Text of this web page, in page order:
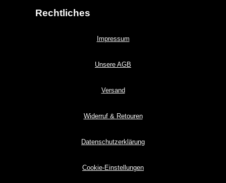
Rechtliches
Impressum
Unsere AGB
Versand
Widerruf & Retouren
Datenschutzerklärung
Cookie-Einstellungen